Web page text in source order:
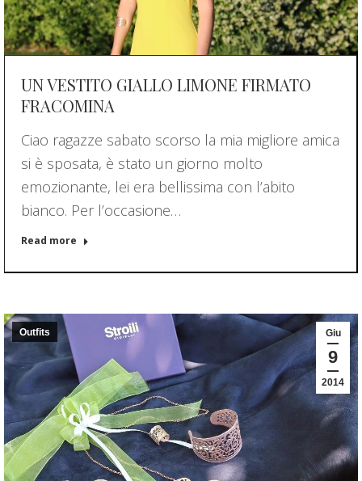
UN VESTITO GIALLO LIMONE FIRMATO
FRACOMINA
Ciao ragazze sabato scorso la mia migliore amica
si è sposata, è stato un giorno molto
emozionante, lei era bellissima con l’abito
bianco. Per l’occasione…
Read more
Giu
9
2014
Outfits